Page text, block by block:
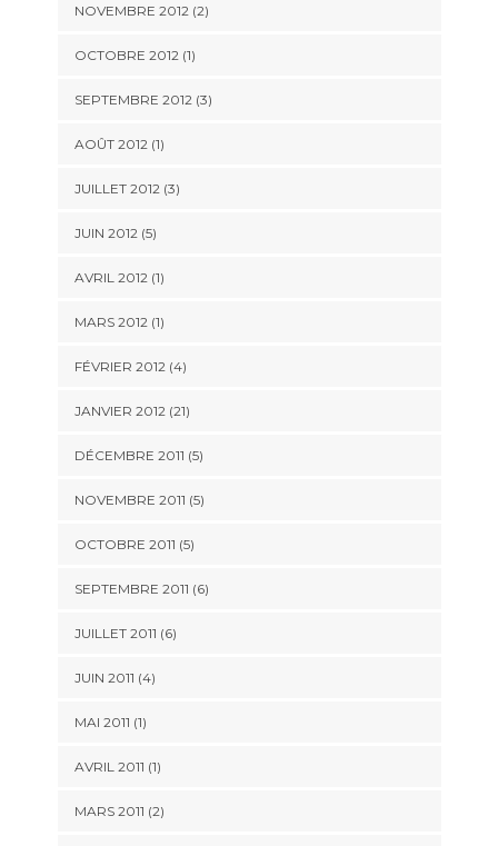
NOVEMBRE 2012 (2)
OCTOBRE 2012 (1)
SEPTEMBRE 2012 (3)
AOÛT 2012 (1)
JUILLET 2012 (3)
JUIN 2012 (5)
AVRIL 2012 (1)
MARS 2012 (1)
FÉVRIER 2012 (4)
JANVIER 2012 (21)
DÉCEMBRE 2011 (5)
NOVEMBRE 2011 (5)
OCTOBRE 2011 (5)
SEPTEMBRE 2011 (6)
JUILLET 2011 (6)
JUIN 2011 (4)
MAI 2011 (1)
AVRIL 2011 (1)
MARS 2011 (2)